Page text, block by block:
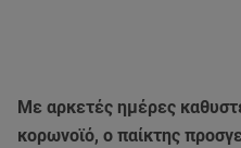
Με αρκετές ημέρες
κορωνοϊό, ο παίκτης